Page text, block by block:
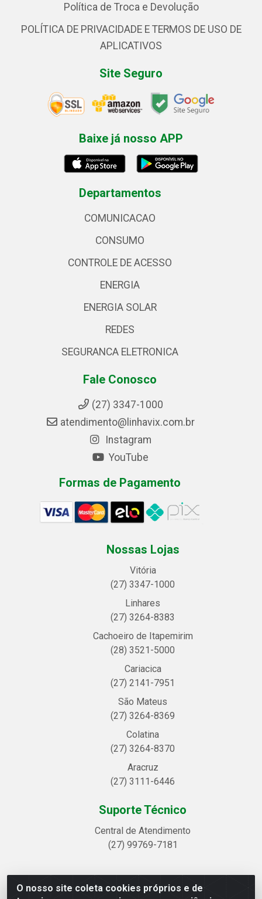
O nosso site coleta cookies próprios e de
Política de Troca e Devolução
POLÍTICA DE PRIVACIDADE E TERMOS DE USO DE
APLICATIVOS
Site Seguro
Baixe já nosso APP
Departamentos
COMUNICACAO
CONSUMO
CONTROLE DE ACESSO
ENERGIA
ENERGIA SOLAR
REDES
SEGURANCA ELETRONICA
Fale Conosco
(27) 3347-1000
atendimento@linhavix.com.br
Instagram
YouTube
Formas de Pagamento
Nossas Lojas
Vitória
(27) 3347-1000
Linhares
(27) 3264-8383
Cachoeiro de Itapemirim
(28) 3521-5000
Cariacica
(27) 2141-7951
São Mateus
(27) 3264-8369
Colatina
(27) 3264-8370
Aracruz
(27) 3111-6446
Suporte Técnico
Central de Atendimento
(27) 99769-7181
Linhavix Distribuidora LTDA - Avenida Alegre, 2521 -